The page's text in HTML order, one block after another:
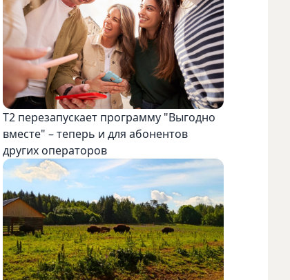
Т2 перезапускает программу "Выгодно
вместе" – теперь и для абонентов
других операторов